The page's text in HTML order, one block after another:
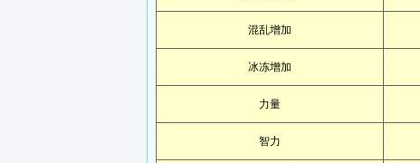
混乱增加
冰冻增加
力量
智力